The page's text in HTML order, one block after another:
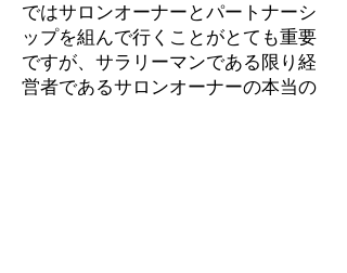
ではサロンオーナーとパートナーシ
ップを組んで行くことがとても重要
ですが、サラリーマンである限り経
営者であるサロンオーナーの本当の